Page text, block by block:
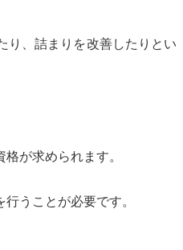
り、詰まりを改善したりとい
が求められます。
うことが必要です。